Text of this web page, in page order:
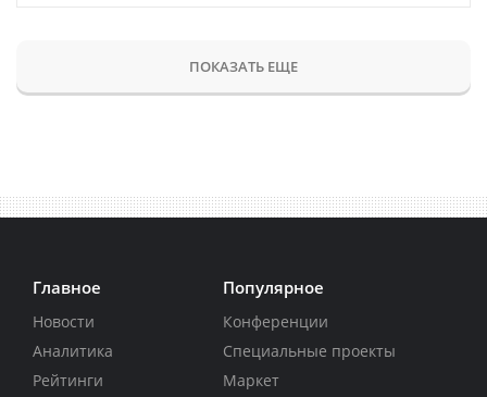
ПОКАЗАТЬ ЕЩЕ
Главное
Новости
Аналитика
Рейтинги
Популярное
Конференции
Специальные проекты
Маркет